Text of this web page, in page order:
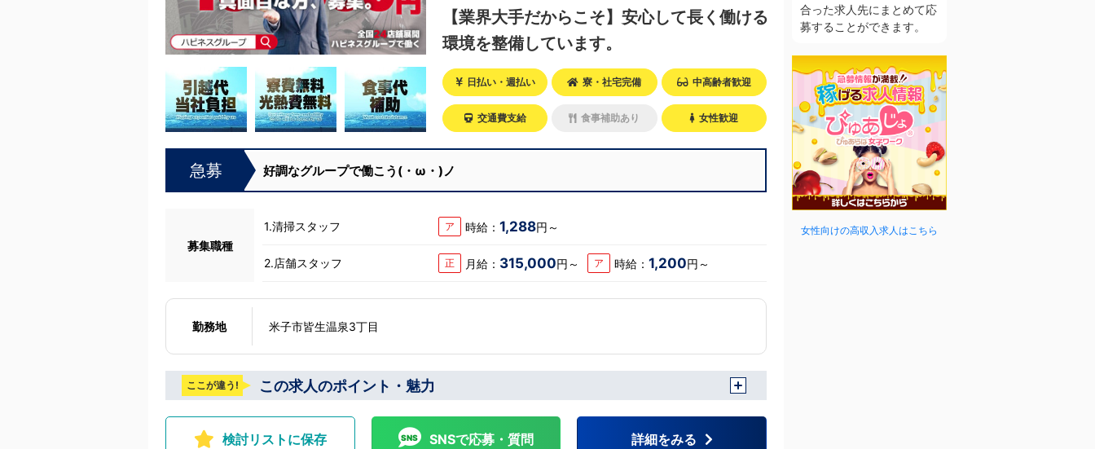
【業界大手だからこそ】安心して長く働ける
環境を整備しています。
日払い・週払い 寮・社宅完備 中高齢者歓迎
交通費支給 食事補助あり 女性歓迎
急募 好調なグループで働こう(・ω・)ノ
募集職種
1.清掃スタッフ ア 時給：1,288円～
2.店舗スタッフ 正 月給： 315,000円～ ア 時給：1,200円～
勤務地 米子市皆生温泉3丁目
ここが違う! この求人のポイント・魅力
検討リストに保存 SNSで応募・質問 詳細をみる
合った求人先にまとめて応
募することができます。
女性向けの高収入求人はこちら